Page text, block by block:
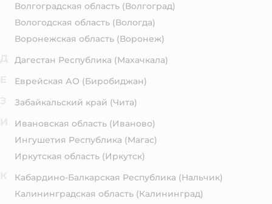
Волгоградская область (Волгоград)
Вологодская область (Вологда)
Воронежская область (Воронеж)
Дагестан Республика (Махачкала)
Еврейская АО (Биробиджан)
Забайкальский край (Чита)
Ивановская область (Иваново)
Ингушетия Республика (Магас)
Иркутская область (Иркутск)
Кабардино-Балкарская Республика (Нальчик)
Калининградская область (Калининград)